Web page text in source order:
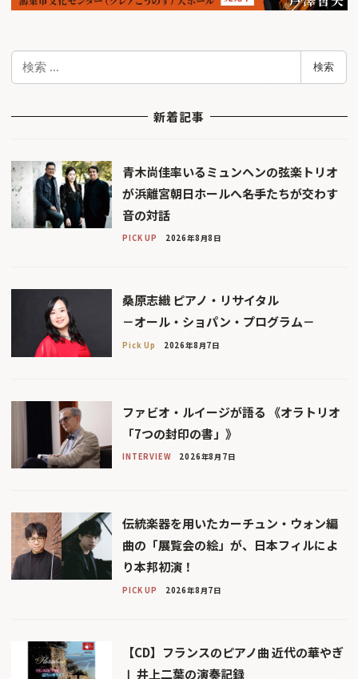
検
検索
新着記事
青木尚佳率いるミュンヘンの弦楽トリオ
が浜離宮朝日ホールへ――名手たちが交わす
音の対話
PICK UP 2026年8月8日
桑原志織 ピアノ・リサイタル
－オール・ショパン・プログラム－
Pick Up 2026年8月7日
ファビオ・ルイージが語る 《オラトリオ
「7つの封印の書」》
INTERVIEW 2026年8月7日
伝統楽器を用いたカーチュン・ウォン編
曲の「展覧会の絵」が、日本フィルによ
り本邦初演！
PICK UP 2026年8月7日
【CD】フランスのピアノ曲 近代の華やぎ
Ⅰ 井上二葉の演奏記録